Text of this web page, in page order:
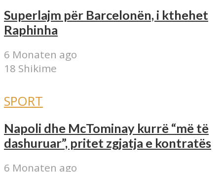
Superlajm për Barcelonën, i kthehet
Raphinha
6 Monaten ago
18 Shikime
SPORT
Napoli dhe McTominay kurrë “më të
dashuruar”, pritet zgjatja e kontratës
6 Monaten ago